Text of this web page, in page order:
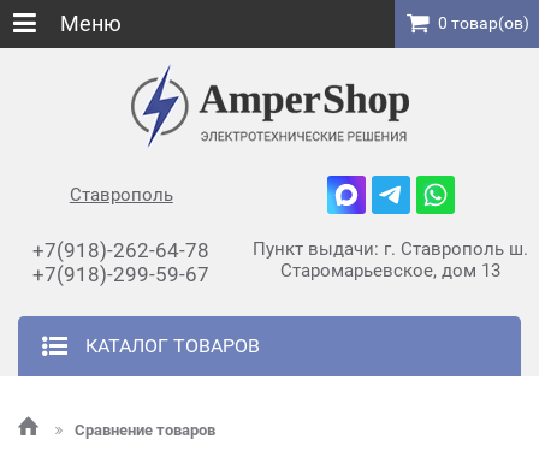
Ставрополь
+7(918)-262-64-78
+7(918)-299-59-67
Пункт выдачи: г. Ставрополь ш.
Старомарьевское, дом 13
КАТАЛОГ ТОВАРОВ
Меню 0 товар(ов)
Сравнение товаров